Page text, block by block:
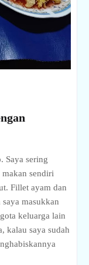
Saya sering
sendiri
Fillet ayam dan
masukkan
keluarga lain
kalau saya sudah